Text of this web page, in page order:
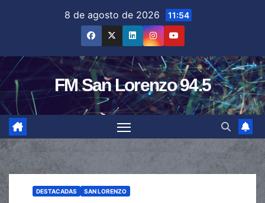
8 de agosto de 2026 11:54
FM San Lorenzo 94.5
DESTACADAS SAN LORENZO